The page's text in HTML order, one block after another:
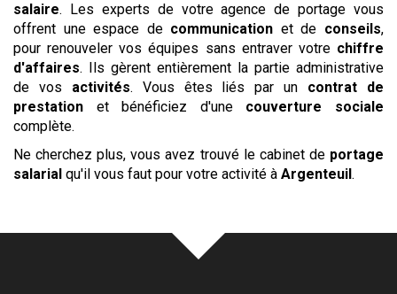
salaire. Les experts de votre agence de portage vous
offrent une espace de communication et de conseils,
pour renouveler vos équipes sans entraver votre chiffre
d'affaires. Ils gèrent entièrement la partie administrative
de vos activités. Vous êtes liés par un contrat de
prestation et bénéficiez d'une couverture sociale
complète.
Ne cherchez plus, vous avez trouvé le cabinet de portage
salarial qu'il vous faut pour votre activité à Argenteuil .